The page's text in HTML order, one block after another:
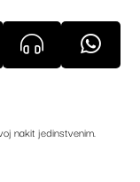
nakit jedinstvenim.